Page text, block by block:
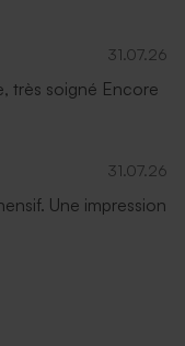
naissance papier
31.07.26
très soigné Encore
31.07.26
Une impression